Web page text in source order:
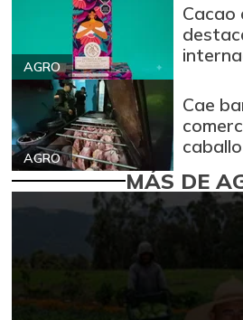
AGRO
Cacao
AGRO
Cae
MÁS DE